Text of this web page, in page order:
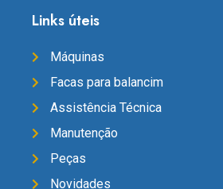
Links úteis
Máquinas
Facas para balancim
Assistência Técnica
Manutenção
Peças
Novidades